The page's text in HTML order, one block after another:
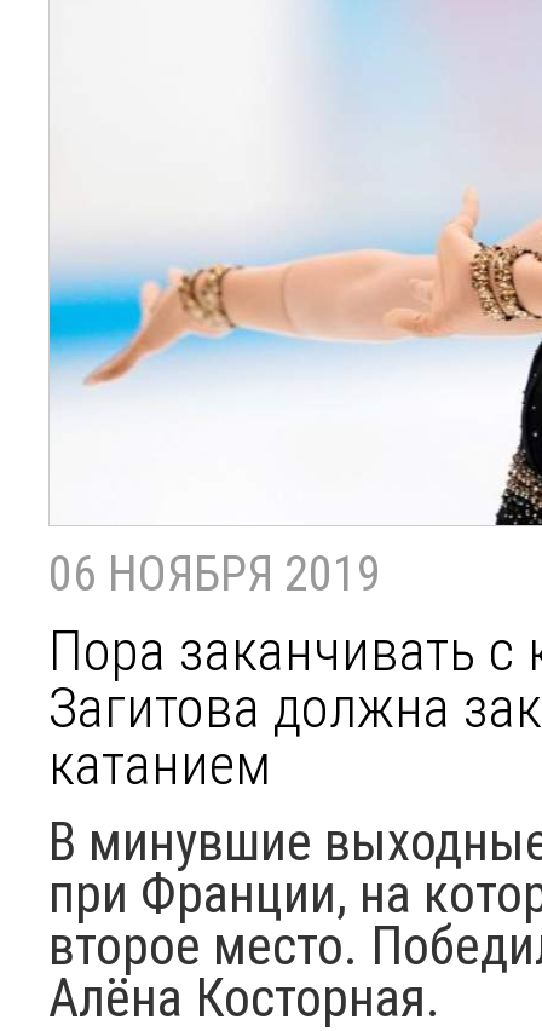
06 НОЯБРЯ 2019
Пора заканчивать
Загитова должна
катанием
​​​​​​​В минувшие
при Франции, на
второе место.
Алёна Косторная.